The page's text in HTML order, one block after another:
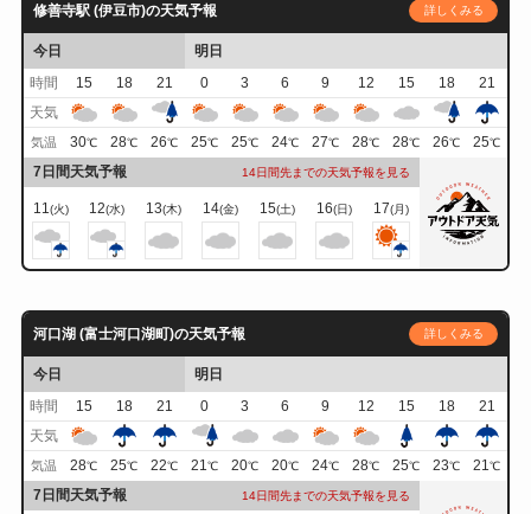
修善寺駅 (伊豆市)の天気予報 詳しくみる
今日
明日
時間
15 18 21 0 3 6 9 12 15 18
21
天気
気温 30℃ 28℃ 26℃ 25℃ 25℃ 24℃ 27℃ 28℃ 28℃ 26℃ 25℃
7日間天気予報 14日間先までの天気予報を見る
11(火) 12(水) 13(木) 14(金) 15(土) 16(日) 17(月)
河口湖 (富士河口湖町)の天気予報 詳しくみる
今日
明日
時間
15 18 21 0 3 6 9 12 15 18
21
天気
気温 28℃ 25℃ 22℃ 21℃ 20℃ 20℃ 24℃ 28℃ 25℃ 23℃ 21℃
7日間天気予報 14日間先までの天気予報を見る